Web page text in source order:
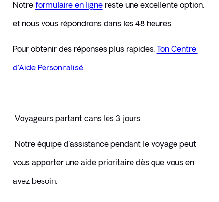
Notre formulaire en ligne reste une excellente option,
et nous vous répondrons dans les 48 heures.
Pour obtenir des réponses plus rapides, Ton Centre
d’Aide Personnalisé.
Voyageurs partant dans les 3 jours
vous apporter une aide prioritaire dès que vous en
avez besoin.